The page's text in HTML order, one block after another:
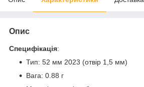
Опис
Специфікація:
Тип: 52 мм 2023 (отвір 1,5 мм)
Вага: 0.88 г